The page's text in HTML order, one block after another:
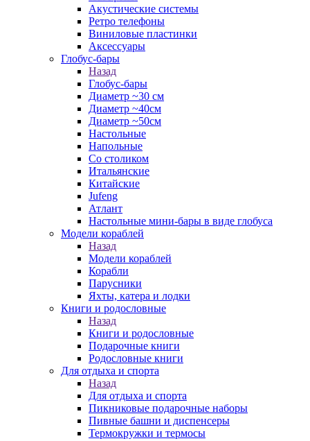
Акустические системы
Ретро телефоны
Виниловые пластинки
Аксессуары
Глобус-бары
Назад
Глобус-бары
Диаметр ~30 см
Диаметр ~40см
Диаметр ~50см
Настольные
Напольные
Со столиком
Итальянские
Китайские
Jufeng
Атлант
Настольные мини-бары в виде глобуса
Модели кораблей
Назад
Модели кораблей
Корабли
Парусники
Яхты, катера и лодки
Книги и родословные
Назад
Книги и родословные
Подарочные книги
Родословные книги
Для отдыха и спорта
Назад
Для отдыха и спорта
Пикниковые подарочные наборы
Пивные башни и диспенсеры
Термокружки и термосы